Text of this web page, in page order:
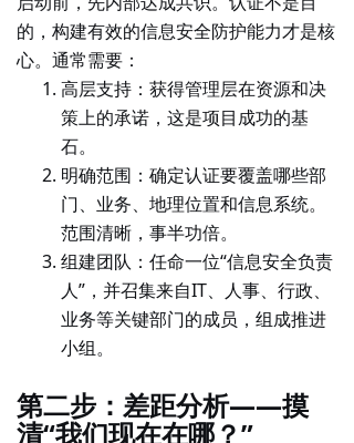
的， 构建有效的信息安全防护能力才是核
心。通常需要：
高层支持 ：获得管理层在资源和决
策上的承诺，这是项目成功的基
石。
明确范围 ：确定认证要覆盖哪些部
门、业务、地理位置和信息系统。
范围清晰，事半功倍。
组建团队 ：任命一位“信息安全负责
人”，并召集来自IT、人事、行政、
业务等关键部门的成员，组成推进
小组。
第二步：差距分析——摸
清“我们现在在哪？”